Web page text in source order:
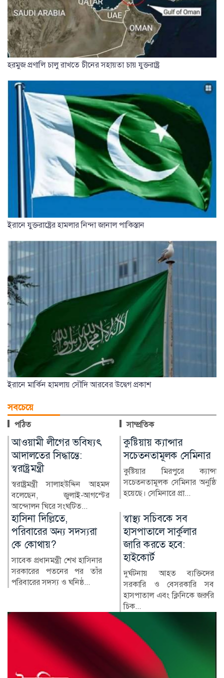
হরমুজ প্রণালি চালু রাখতে চীনের সহায়তা চায় যুক্তরাষ্ট্র
ইরানে যুক্তরাষ্ট্রের হামলার নিন্দা জানাল পাকিস্তান
ইরানে মার্কিন হামলায় সৌদি আরবের উদ্বেগ প্রকাশ
সবচেয়ে
পঠিত সাম্প্রতিক
কুষ্টিয়ায় ক্যান্সার
সচেতনতামূলক সেমিনার
কুষ্টিয়ার মিরপুরে ক্যান্সার
সচেতনতামূলক সেমিনার অনুষ্ঠিত
হয়েছে। সেমিনারে প্রা...
লাখ টাকার ফল-নাস্তা নিয়ে
সাবেক ইউএনওকে ঘিরে
প্রশ্ন
কুষ্টিয়ার মিরপুর উপজেলার সাবেক
নির্বাহী কর্মকর্তা (ইউএনও)
স্বাস্থ্য সচিবকে সব
হাসপাতালে সার্কুলার
জারি করতে হবে:
হাইকোর্ট
দুর্ঘটনায় আহত ব্যক্তিদের
সরকারি ও বেসরকারি সব
র‍্যাবের পরিবর্তে নতুন
বাহিনী, কী আছে খসড়া
আইনে?
র‍্যাপিড অ্যাকশন ব্যাটালিয়ন
(র‍্যাব) বিলুপ্ত করে স্পেশাল
রেসপন্স ব্যা...